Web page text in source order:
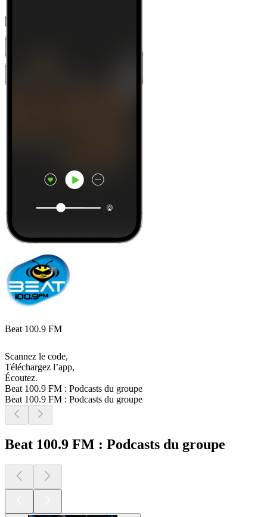
Beat 100.9 FM
Scannez le code,
Téléchargez l’app,
Écoutez.
Beat 100.9 FM : Podcasts du groupe
Beat 100.9 FM : Podcasts du groupe
Beat 100.9 FM : Podcasts du groupe